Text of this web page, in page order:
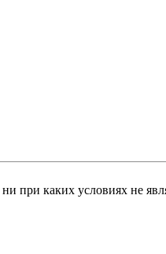
при каких условиях не